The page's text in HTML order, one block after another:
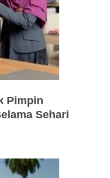
Pimpin
Sehari